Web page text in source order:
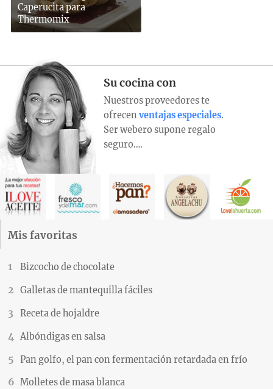
Caperucita para
Thermomix
Su cocina con
Nuestros proveedores te
ofrecen ventajas especiales.
Ser webero supone regalo
seguro….
Mis favoritas
Bizcocho de chocolate
Galletas de mantequilla fáciles
Receta de hojaldre
Albóndigas en salsa
Pan golfo, el pan con fermentación retardada en frío
Molletes de masa blanca